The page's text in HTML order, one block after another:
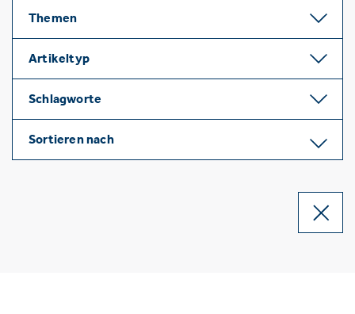
Themen
Artikeltyp
Schlagworte
Sortieren nach